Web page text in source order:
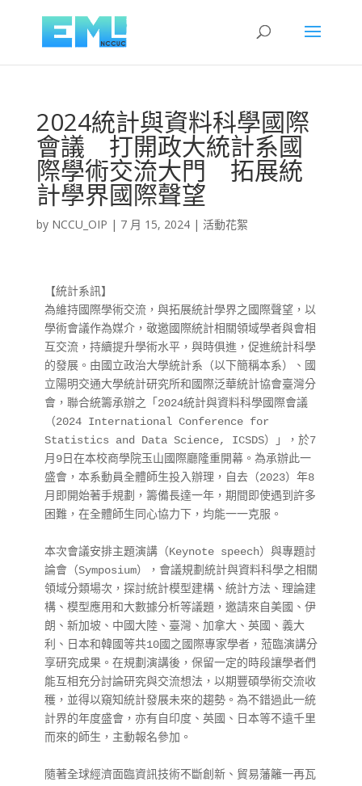
2024統計與資料科學國際
會議 打開政大統計系國
際學術交流大門 拓展統
計學界國際聲望
by NCCU_OIP | 7 月 15, 2024| 活動花絮
【統計系訊】
為維持國際學術交流，與拓展統計學界之國際聲望，以
學術會議作為媒介，敬邀國際統計相關領域學者與會相
互交流，持續提升學術水平，與時俱進，促進統計科學
的發展。由國立政治大學統計系（以下簡稱本系）、國
立陽明交通大學統計研究所和國際泛華統計協會臺灣分
會，聯合統籌承辦之「2024統計與資料科學國際會議
（2024 International Conference for
Statistics and Data Science, ICSDS）」，於7
月9日在本校商學院玉山國際廳隆重開幕。為承辦此一
盛會，本系動員全體師生投入辦理，自去（2023）年8
月即開始著手規劃，籌備長達一年，期間即使遇到許多
困難，在全體師生同心協力下，均能一一克服。
本次會議安排主題演講（Keynote speech）與專題討
論會（Symposium），會議規劃統計與資料科學之相關
領域分類場次，探討統計模型建構、統計方法、理論建
構、模型應用和大數據分析等議題，邀請來自美國、伊
朗、新加坡、中國大陸、臺灣、加拿大、英國、義大
利、日本和韓國等共10國之國際專家學者，蒞臨演講分
享研究成果。在規劃演講後，保留一定的時段讓學者們
能互相充分討論研究與交流想法，以期豐碩學術交流收
穫，並得以窺知統計發展未來的趨勢。為不錯過此一統
計界的年度盛會，亦有自印度、英國、日本等不遠千里
而來的師生，主動報名參加。
隨著全球經濟面臨資訊技術不斷創新、貿易藩籬一再瓦